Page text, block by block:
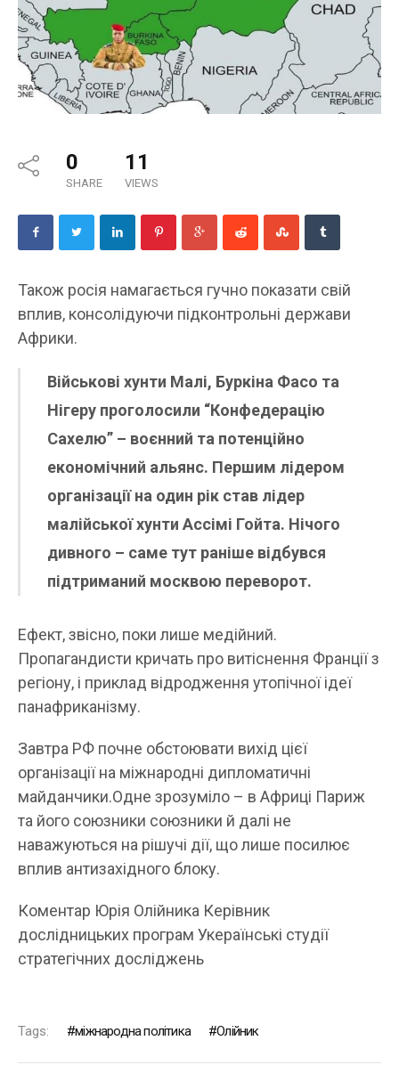
0
SHARE
11
VIEWS
Також росія намагається гучно показати свій
вплив, консолідуючи підконтрольні держави
Африки.
Військові хунти Малі, Буркіна Фасо та
Нігеру проголосили “Конфедерацію
Сахелю” – воєнний та потенційно
економічний альянс. Першим лідером
організації на один рік став лідер
малійської хунти Ассімі Гойта. Нічого
дивного – саме тут раніше відбувся
підтриманий москвою переворот.
Ефект, звісно, поки лише медійний.
Пропагандисти кричать про витіснення Франції з
регіону, і приклад відродження утопічної ідеї
панафриканізму.
Завтра РФ почне обстоювати вихід цієї
організації на міжнародні дипломатичні
майданчики.Одне зрозуміло – в Африці Париж
та його союзники союзники й далі не
наважуються на рішучі дії, що лише посилює
вплив антизахідного блоку.
Коментар Юрія Олійника Керівник
дослідницьких програм Укераїнські студії
стратегічних досліджень
Tags: міжнародна політика Олійник